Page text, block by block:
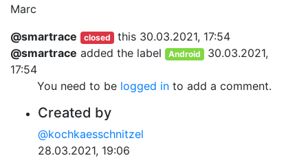
Marc
@smartrace
closed this 30.03.2021, 17:54
@smartrace added the label Android
30.03.2021,
17:54
You need to be logged into add a comment.
Created by
@kochkaesschnitzel
28.03.2021, 19:06